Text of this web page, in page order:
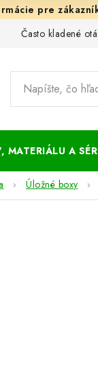
Často kladené
MATERIÁLU A
Úložné boxy